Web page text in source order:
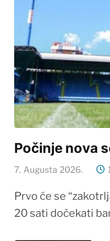
Počinje nova
7. Augusta 2026.
Prvo će se
20 sati dočekati